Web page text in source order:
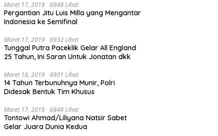
Maret 17, 2019 6948 Lihat
Pergantian Jitu Luis Milla yang Mengantar
Indonesia ke Semifinal
Maret 17, 2019 6932 Lihat
Tunggal Putra Paceklik Gelar All England
25 Tahun, Ini Saran Untuk Jonatan dkk
Maret 16, 2019 6901 Lihat
14 Tahun Terbunuhnya Munir, Polri
Didesak Bentuk Tim Khusus
Maret 17, 2019 6849 Lihat
Tontowi Ahmad/Liliyana Natsir Sabet
Gelar Juara Dunia Kedua